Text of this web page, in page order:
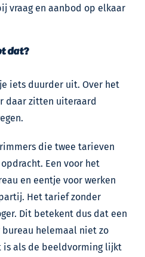
vraag en aanbod op elkaar
dat?
iets duurder uit. Over het
daar zitten uiteraard
die twee tarieven
Een voor het
en eentje voor werken
Het tarief zonder
Dit betekent dus dat een
helemaal niet zo
is als de beeldvorming lijkt